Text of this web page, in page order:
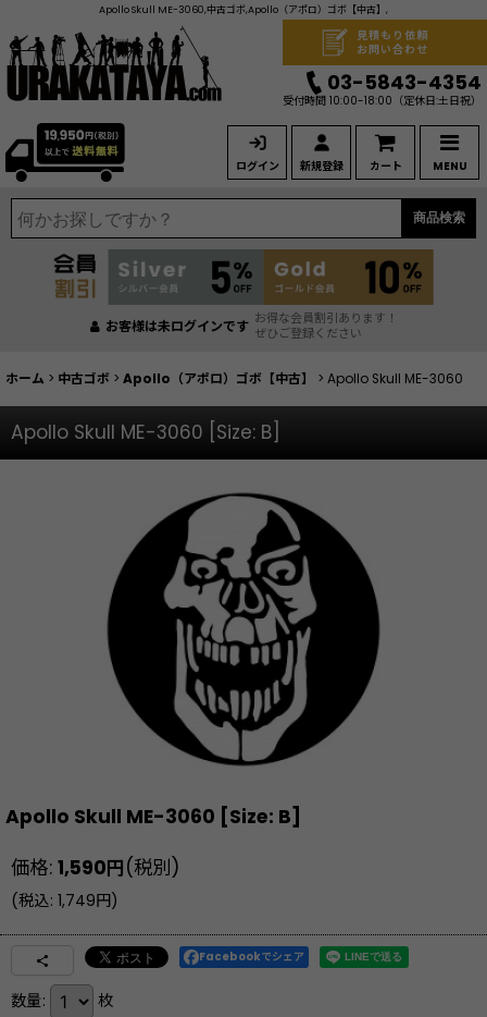
Apollo Skull ME-3060,中古ゴボ,Apollo（アポロ）ゴボ【中古】,
ログイン 新規登録 カート MENU
見積もり依頼
お問い合わせ
03-5843-4354
受付時間 10:00-18:00 （定休日:土日祝）
商品検索
お客様は未ログインです お得な会員割引あります！
ぜひご登録ください
ホーム > 中古ゴボ > Apollo（アポロ）ゴボ【中古】 > Apollo Skull ME-3060
Apollo Skull ME-3060 Size: B
Apollo Skull ME-3060 [Size: B]
価格: 1,590円(税別)
(税込: 1,749円)
Facebookでシェア
数量: 枚